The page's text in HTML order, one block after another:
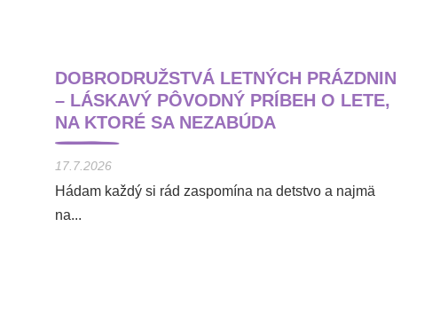
DOBRODRUŽSTVÁ LETNÝCH PRÁZDNIN
– LÁSKAVÝ PÔVODNÝ PRÍBEH O LETE,
NA KTORÉ SA NEZABÚDA
17.7.2026
Hádam každý si rád zaspomína na detstvo a najmä
na...